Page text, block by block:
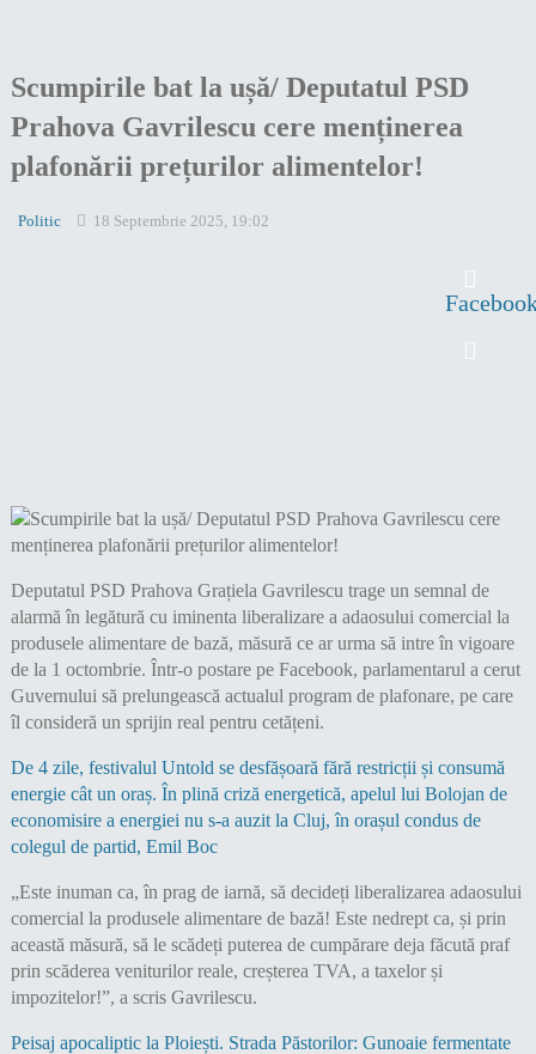
Scumpirile bat la ușă/ Deputatul PSD
Prahova Gavrilescu cere menținerea
plafonării prețurilor alimentelor!
Politic 18 Septembrie 2025, 19:02
Deputatul PSD Prahova Grațiela Gavrilescu trage un semnal de
alarmă în legătură cu iminenta liberalizare a adaosului comercial la
produsele alimentare de bază, măsură ce ar urma să intre în vigoare
de la 1 octombrie. Într-o postare pe Facebook, parlamentarul a cerut
Guvernului să prelungească actualul program de plafonare, pe care
îl consideră un sprijin real pentru cetățeni.
De 4 zile, festivalul Untold se desfășoară fără restricții și consumă
energie cât un oraș. În plină criză energetică, apelul lui Bolojan de
economisire a energiei nu s-a auzit la Cluj, în orașul condus de
colegul de partid, Emil Boc
„Este inuman ca, în prag de iarnă, să decideți liberalizarea adaosului
comercial la produsele alimentare de bază! Este nedrept ca, și prin
această măsură, să le scădeți puterea de cumpărare deja făcută praf
prin scăderea veniturilor reale, creșterea TVA, a taxelor și
impozitelor!”, a scris Gavrilescu.
Peisaj apocaliptic la Ploiești. Strada Păstorilor: Gunoaie fermentate